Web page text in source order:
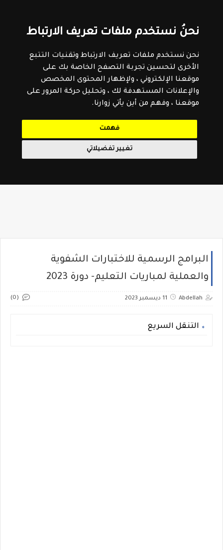
نحنُ نستخدم ملفات تعريف الارتباط
نحن نستخدم ملفات تعريف الارتباط وتقنيات التتبع
الأخرى لتحسين تجربة التصفح الخاصة بك على
موقعنا الإلكتروني ، ولإظهار المحتوى المخصص
والإعلانات المستهدفة لك ، وتحليل حركة المرور على
موقعنا ، وفهم من أين يأتي زوارنا.
فهمت
تغيير تفضيلاتي
البرامج الرسمية للاختبارات الشفوية
والعملية لمباريات التعليم- دورة 2023
Abdellah 11 ديسمبر 2023 (0)
التنقل السريع